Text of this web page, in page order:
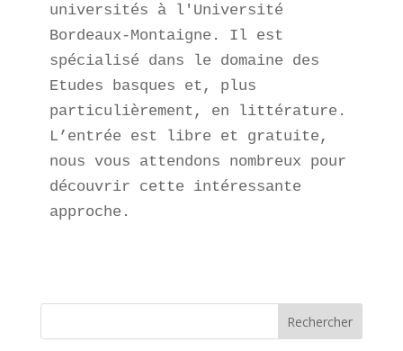
universités à l'Université
Bordeaux-Montaigne. Il est
spécialisé dans le domaine des
Etudes basques et, plus
particulièrement, en littérature.
L’entrée est libre et gratuite,
nous vous attendons nombreux pour
découvrir cette intéressante
approche.
Rechercher